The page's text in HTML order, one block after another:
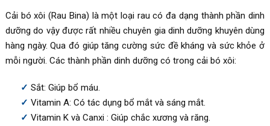
Cải bó xôi (Rau Bina) là một loại rau có đa dạng thành phần dinh
dưỡng do vậy được rất nhiều chuyên gia dinh dưỡng khuyên dùng
hàng ngày. Qua đó giúp tăng cường sức đề kháng và sức khỏe ở
mỗi người. Các thành phần dinh dưỡng có trong cải bó xôi:
Sắt: Giúp bổ máu.
Vitamin A: Có tác dụng bổ mắt và sáng mắt.
Vitamin K và Canxi : Giúp chắc xương và răng.